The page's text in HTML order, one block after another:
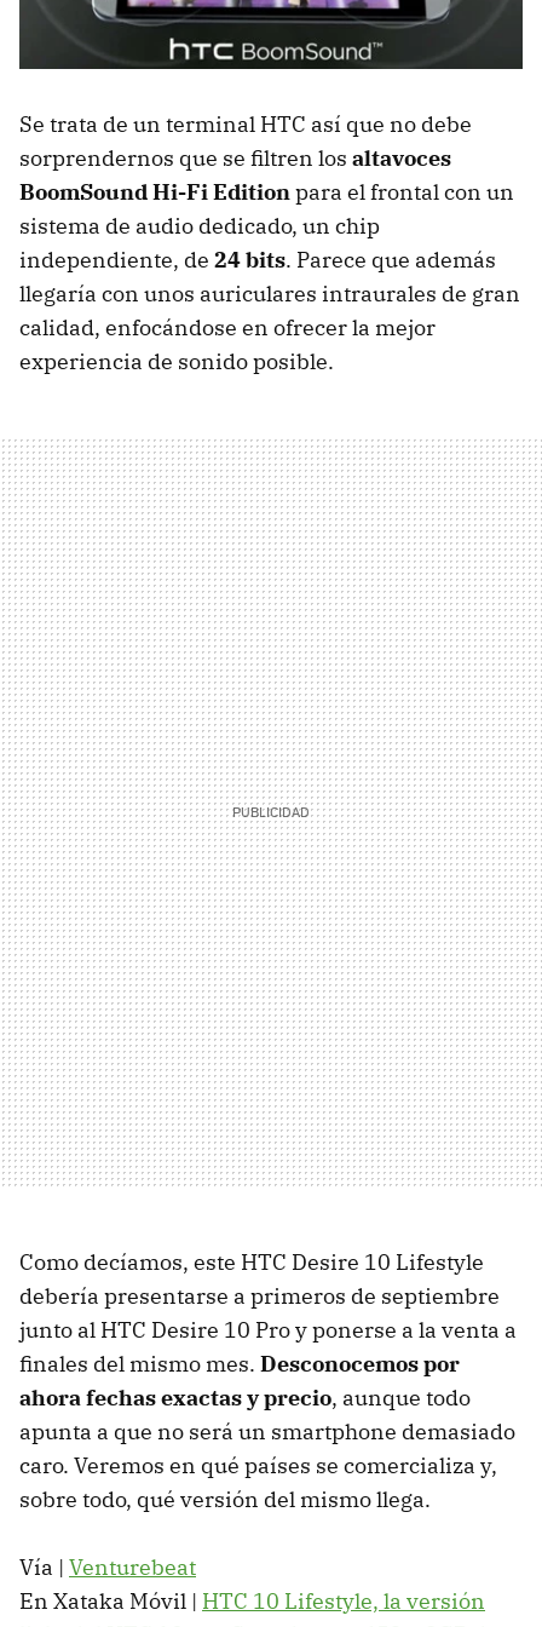
Se trata de un terminal HTC así que no debe
sorprendernos que se filtren los altavoces
BoomSound Hi-Fi Editionpara el frontal con un
sistema de audio dedicado, un chip
independiente, de 24 bits. Parece que además
llegaría con unos auriculares intraurales de gran
calidad, enfocándose en ofrecer la mejor
experiencia de sonido posible.
Como decíamos, este HTC Desire 10 Lifestyle
debería presentarse a primeros de septiembre
junto al HTC Desire 10 Pro y ponerse a la venta a
finales del mismo mes. Desconocemos por
ahora fechas exactas y precio, aunque todo
apunta a que no será un smartphone demasiado
caro. Veremos en qué países se comercializa y,
sobre todo, qué versión del mismo llega.
Vía | Venturebeat
En Xataka Móvil | HTC 10 Lifestyle, la versión